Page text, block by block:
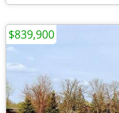
$839,900